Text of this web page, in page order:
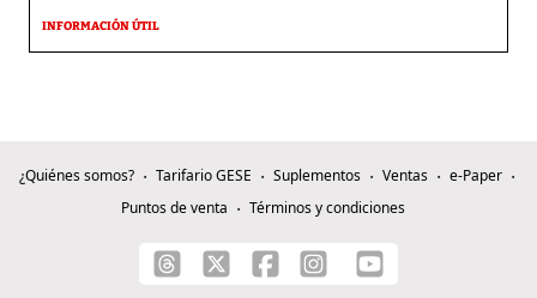
INFORMACIÓN ÚTIL
¿Quiénes somos? Tarifario GESE Suplementos Ventas
e-Paper
Puntos de venta
Términos y condiciones